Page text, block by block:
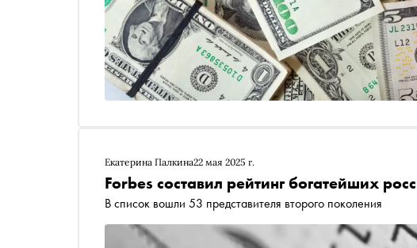
Екатерина Палкина22 мая 2025 г.
Forbes составил рейтинг богатейших
В список вошли 53 представителя второго поколения